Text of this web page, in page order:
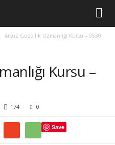
Arsuz Güzellik Uzmanlığı Kursu – 0530
Kursu –
174 0
Save